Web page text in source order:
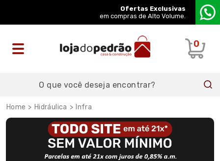
Ofertas Exclusivas
em compras de Alto Volume.
0
Hidráulica Infra